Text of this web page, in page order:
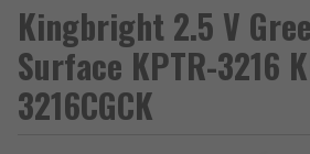
Kingbright 2.5 V
Surface KPTR-3216
3216CGCK